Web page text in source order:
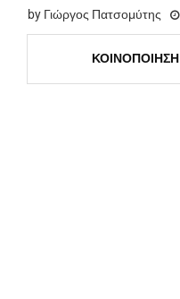
by Γιώργος Πατσομύτης
ΚΟΙΝΟΠΟΊΗΣΗ